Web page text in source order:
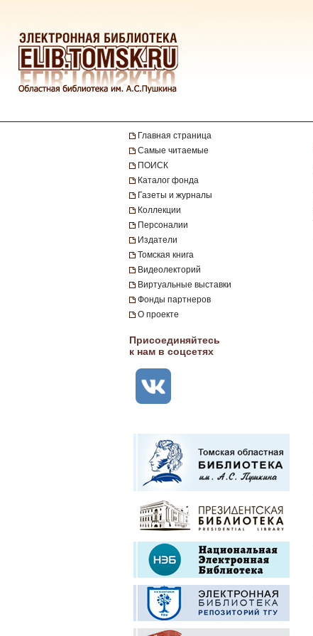
Главная страница
Самые читаемые
ПОИСК
Каталог фонда
Газеты и журналы
Коллекции
Персоналии
Издатели
Томская книга
Видеолекторий
Виртуальные выставки
Фонды партнеров
О проекте
Присоединяйтесь
к нам в соцсетях